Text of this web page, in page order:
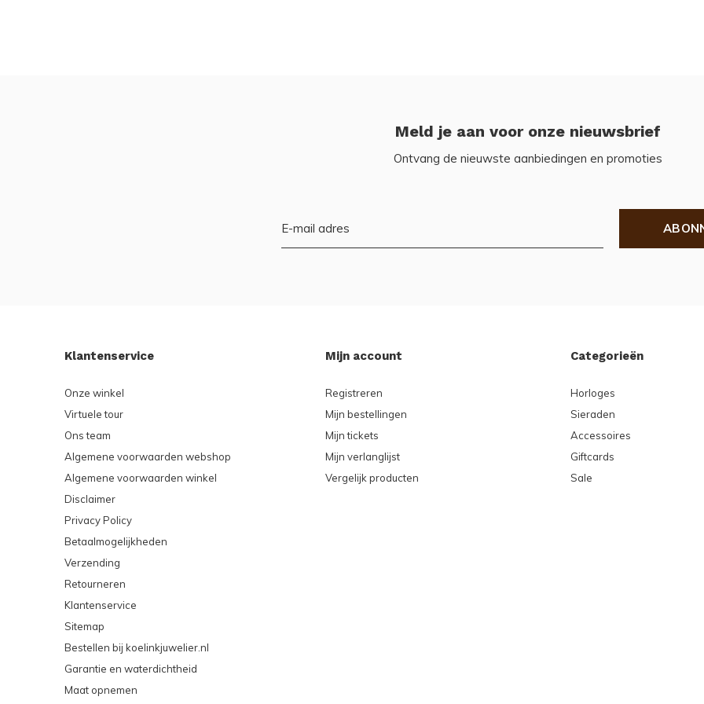
Meld je aan voor onze nieuwsbrief
Ontvang de nieuwste aanbiedingen en promoties
Klantenservice
Onze winkel
Virtuele tour
Ons team
Algemene voorwaarden webshop
Algemene voorwaarden winkel
Disclaimer
Privacy Policy
Betaalmogelijkheden
Verzending
Retourneren
Klantenservice
Sitemap
Bestellen bij koelinkjuwelier.nl
Garantie en waterdichtheid
Maat opnemen
Mijn account
Registreren
Mijn bestellingen
Mijn tickets
Mijn verlanglijst
Vergelijk producten
Categorieën
Horloges
Sieraden
Accessoires
Giftcards
Sale